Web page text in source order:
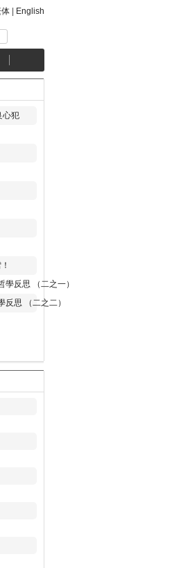
English
心犯
反思 （二之一）
思 （二之二）